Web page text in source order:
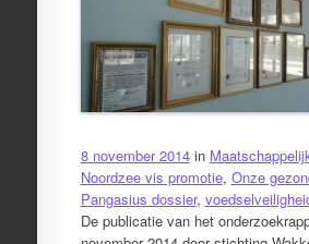
8 november 2014in
Noordzee vis promotie, Onze
Pangasius dossier,
De publicatie van het